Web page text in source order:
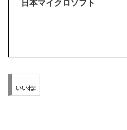
日本マイクロソフト
いいね: